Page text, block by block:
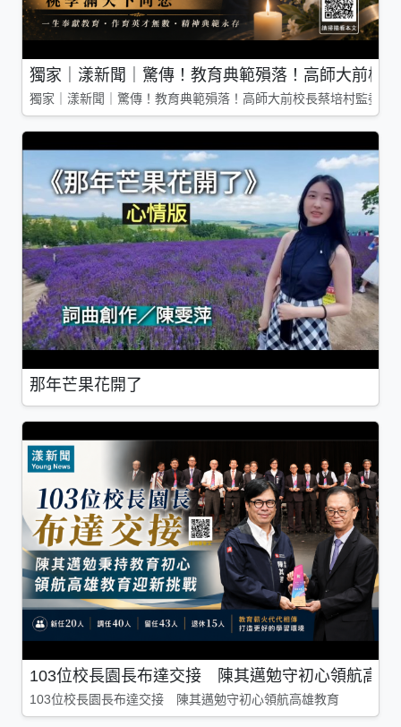
獨家｜漾新聞｜驚傳！教育典範殞落！高師大前校
獨家｜漾新聞｜驚傳！教育典範殞落！高師大前校長蔡培村監委
那年芒果花開了
103位校長園長布達交接 陳其邁勉守初心領航高雄
103位校長園長布達交接 陳其邁勉守初心領航高雄教育